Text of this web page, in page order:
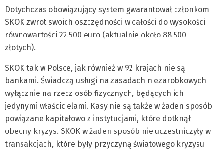
Dotychczas obowiązujący system gwarantował członkom
SKOK zwrot swoich oszczędności w całości do wysokości
równowartości 22.500 euro (aktualnie około 88.500
złotych).
SKOK tak w Polsce, jak również w 92 krajach nie są
bankami. Świadczą usługi na zasadach niezarobkowych
wyłącznie na rzecz osób fizycznych, będących ich
jedynymi właścicielami. Kasy nie są także w żaden sposób
powiązane kapitałowo z instytucjami, które dotknął
obecny kryzys. SKOK w żaden sposób nie uczestniczyły w
transakcjach, które były przyczyną światowego kryzysu